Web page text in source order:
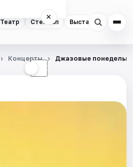
Театр Стендап Выставки
×
☾
Концерты Джазовые